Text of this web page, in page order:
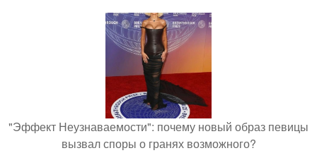
"Эффект Неузнаваемости": почему новый образ певицы
вызвал споры о гранях возможного?